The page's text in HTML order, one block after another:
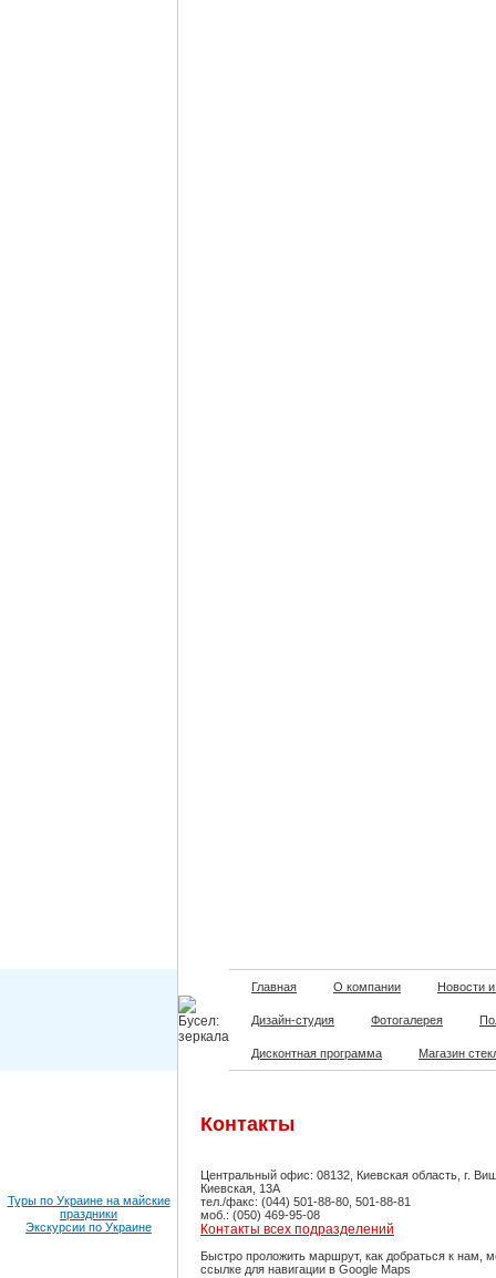
Главная О компании Новости
Дизайн-студия Фотогалерея
Дисконтная программа Магазин
Туры по Украине на майские
праздники
Экскурсии по Украине
Контакты
Центральный офис: 08132, Киевская область, г.
Киевская, 13А
тел./факс: (044) 501-88-80, 501-88-81
моб.: (050) 469-95-08
Контакты всех подразделений
Быстро проложить маршрут, как добраться к нам,
ссылке для навигации в Google Maps